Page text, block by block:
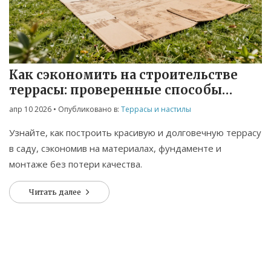
Связаться
© 2026. Все права защищены.
Как сэкономить на строительстве
террасы: проверенные способы
сократить расходы
апр 10 2026 • Опубликовано в: Террасы и настилы
Узнайте, как построить красивую и долговечную террасу
в саду, сэкономив на материалах, фундаменте и
монтаже без потери качества.
Читать далее